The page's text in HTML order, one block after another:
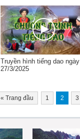
Truyền hình tiếng dao ngày
27/3/2025
« Trang đầu 1 2 3